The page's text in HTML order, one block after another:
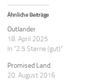
Ähnliche Beiträge
Outlander
18. April 2025
In "2.5 Sterne (gut)"
Promised Land
20. August 2016